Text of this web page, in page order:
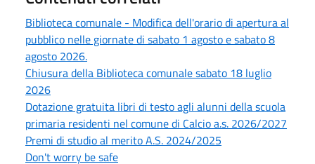
Biblioteca comunale - Modifica dell'orario di apertura al
pubblico nelle giornate di sabato 1 agosto e sabato 8
agosto 2026.
Chiusura della Biblioteca comunale sabato 18 luglio
2026
Dotazione gratuita libri di testo agli alunni della scuola
primaria residenti nel comune di Calcio a.s. 2026/2027
Premi di studio al merito A.S. 2024/2025
Don't worry be safe